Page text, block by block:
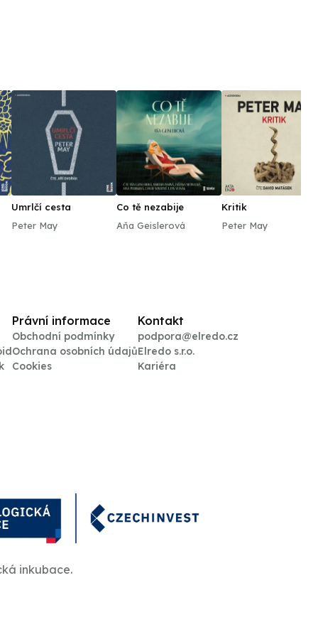
Umrlčí cesta
Peter May
Co tě nezabije
Aňa Geislerová
Kritik
Peter May
Právní informace
Obchodní podmínky
Ochrana osobních údajů
Cookies
Kontakt
podpora@elredo.cz
Elredo s.r.o.
Kariéra
inkubace.